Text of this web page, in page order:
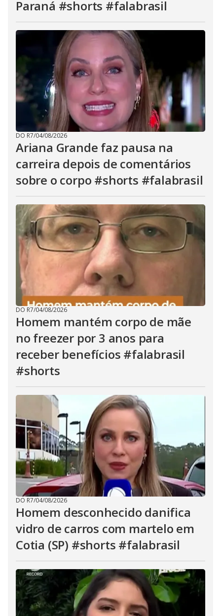
Paraná #shorts #falabrasil
DO R7/04/08/2026
Ariana Grande faz pausa na
carreira depois de comentários
sobre o corpo #shorts #falabrasil
DO R7/04/08/2026
Homem mantém corpo de mãe
no freezer por 3 anos para
receber benefícios #falabrasil
#shorts
DO R7/04/08/2026
Homem desconhecido danifica
vidro de carros com martelo em
Cotia (SP) #shorts #falabrasil